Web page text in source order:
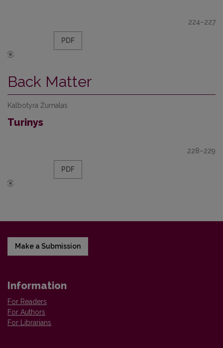
224–227
PDF
Back Matter
Kalbotyra Žurnalas
Turinys
228–229
PDF
Make a Submission
Information
For Readers
For Authors
For Librarians